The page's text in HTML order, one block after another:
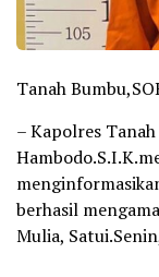
Tanah
– Kapolres
berhasil
Mulia,